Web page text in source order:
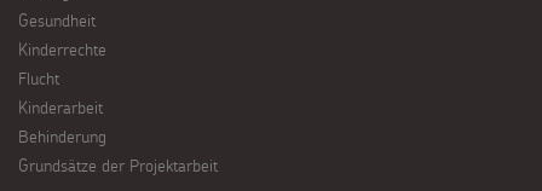
Gesundheit
Kinderrechte
Flucht
Kinderarbeit
Behinderung
Grundsätze der Projektarbeit